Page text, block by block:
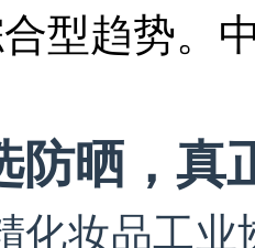
型趋势。
防晒，真
化妆品工